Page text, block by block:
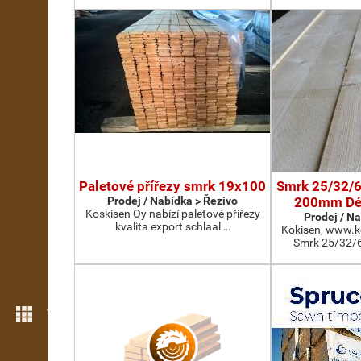
Více možností
Paletové přířezy smrk 19x100
Prodej / Nabídka > Řezivo
Koskisen Oy nabízí paletové přířezy
kvalita export schlaal …
Smrk 25/32/
200mm
Prodej /
Kokisen,
Smrk 25/32/